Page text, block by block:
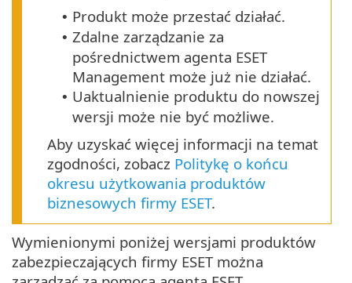
• Produkt może przestać działać.
• Zdalne zarządzanie za
pośrednictwem agenta ESET
Management może już nie działać.
• Uaktualnienie produktu do nowszej
wersji może nie być możliwe.
Aby uzyskać więcej informacji na temat
zgodności, zobacz Politykę o końcu
okresu użytkowania produktów
biznesowych firmy ESET.
Wymienionymi poniżej wersjami produktów
zabezpieczających firmy ESET można